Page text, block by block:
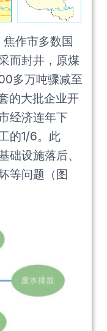
作市多数国
而封井，原煤
多万吨骤减至
的大批企业开
经济连年下
的1/6。此
础设施落后、
等问题（图